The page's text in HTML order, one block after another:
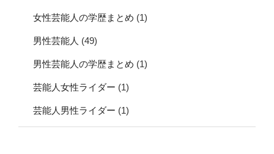
女性芸能人の学歴まとめ (1)
男性芸能人 (49)
男性芸能人の学歴まとめ (1)
芸能人女性ライダー (1)
芸能人男性ライダー (1)